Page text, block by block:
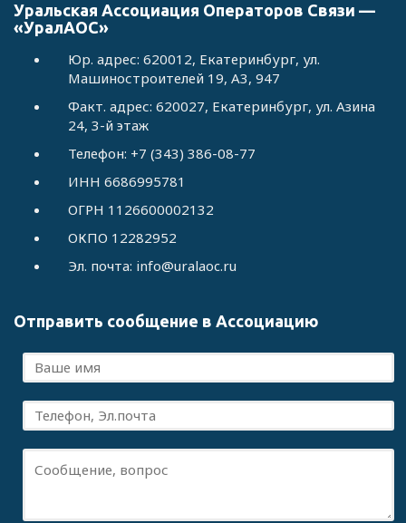
Уральская Ассоциация Операторов Связи —
«УралАОС»
Юр. адрес: 620012, Екатеринбург, ул.
Машиностроителей 19, А3, 947
Факт. адрес: 620027, Екатеринбург, ул. Азина
24, 3-й этаж
Телефон: +7 (343) 386-08-77
ИНН 6686995781
ОГРН 1126600002132
ОКПО 12282952
Эл. почта: info@uralaoc.ru
Отправить сообщение в Ассоциацию